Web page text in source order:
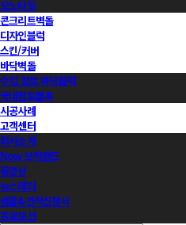
모노타일
콘크리트벽돌
디자인블럭
스킨/커버
바닥벽돌
수입 점토 바닥블럭
국내점토블록
시공사례
고객센터
회사소개
Now 브릭랜드
동영상
뉴스레터
샘플&견적신청서
프로모션